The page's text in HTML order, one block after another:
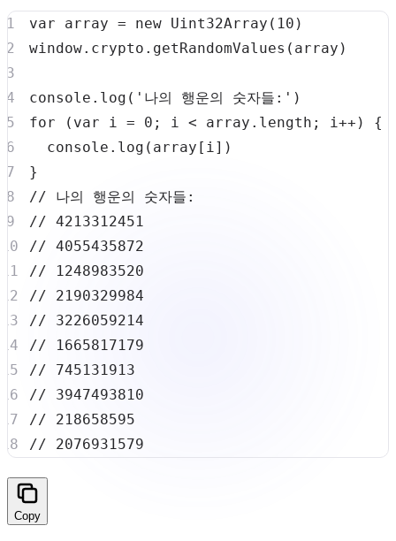
var array = new Uint32Array ( 10 )
window. crypto . getRandomValues ( array )
console . log ( '나의 행운의 숫자들:' )
for
( var i = 0 ; i < array . length ; i++ )
{
console . log ( array [ i] )
}
// 나의 행운의 숫자들:
// 4213312451
// 4055435872
// 1248983520
// 2190329984
// 3226059214
// 1665817179
// 745131913
// 3947493810
// 218658595
// 2076931579
Copy